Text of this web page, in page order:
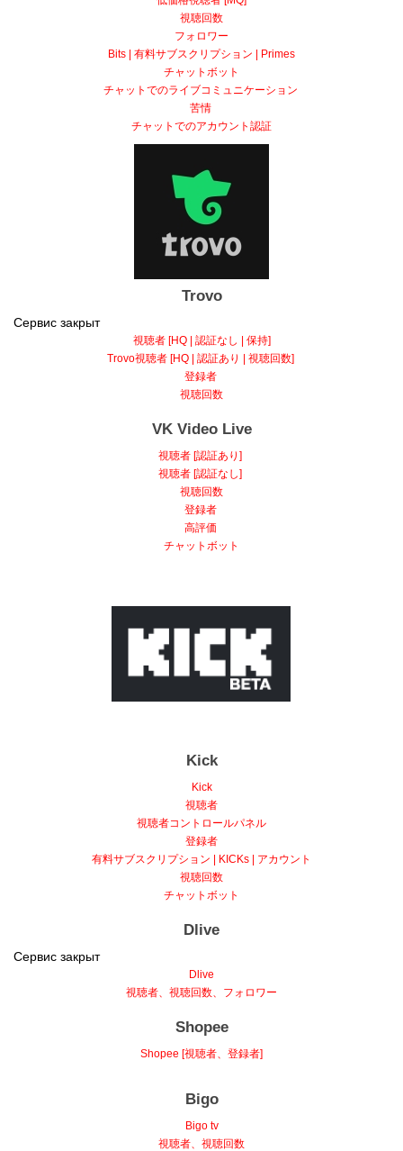
視聴回数
フォロワー
Bits | 有料サブスクリプション | Primes
チャットボット
チャットでのライブコミュニケーション
苦情
チャットでのアカウント認証
Trovo
Сервис закрыт
視聴者 [HQ | 認証なし | 保持]
Trovo視聴者 [HQ | 認証あり | 視聴回数]
登録者
視聴回数
VK Video Live
視聴者 [認証あり]
視聴者 [認証なし]
視聴回数
登録者
高評価
チャットボット
Kick
Kick
視聴者
視聴者コントロールパネル
登録者
有料サブスクリプション | KICKs | アカウント
視聴回数
チャットボット
Dlive
Сервис закрыт
Dlive
視聴者、視聴回数、フォロワー
Shopee
Shopee [視聴者、登録者]
Bigo
Bigo tv
視聴者、視聴回数